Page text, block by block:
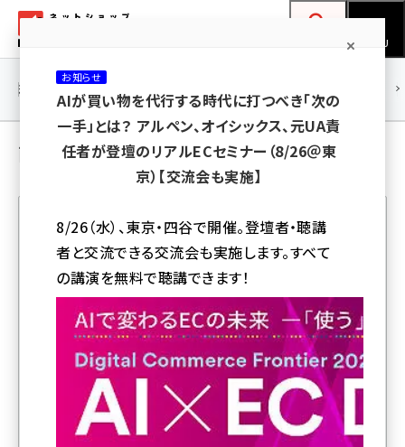
ン
ネットショップ担当者フォーラム
MENU
yahoo (1900)
楽天 (1871)
アスクル (1118)
base (1071)
ビィ・フォアード (773)
revico (739)
連載・特集 |
商品企画・開発（MD） の 記事
人気記事ランキング
ビジネスシーンの酷暑対策に空調を活用――。「洋服の青山」
が作業服のイメージを払拭した「空調ウエア」を発売
2026年夏は全国的に暑い夏、ダブル高気圧で酷暑に注
意。Google検索数＋気象データの傾向の分析から見え
る季節商品が注目される時期
お知らせ
AIが買い物を代行する時代に打つべき「次の
一手」とは？ アルペン、オイシックス、元UA責
任者が登壇のリアルECセミナー（8/26＠東
京）【交流会も実施】
8/26（水）、東京・四谷で開催。登壇者・聴講
者と交流できる交流会も実施します。すべて
の講演を無料で聴講できます！